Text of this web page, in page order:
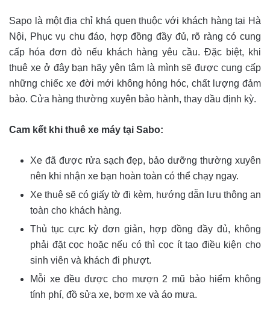
Sapo là một địa chỉ khá quen thuộc với khách hàng tại Hà
Nội, Phục vụ chu đáo, hợp đồng đầy đủ, rõ ràng có cung
cấp hóa đơn đỏ nếu khách hàng yêu cầu. Đặc biệt, khi
thuê xe ở đây bạn hãy yên tâm là mình sẽ được cung cấp
những chiếc xe đời mới không hỏng hóc, chất lượng đảm
bảo. Cửa hàng thường xuyên bảo hành, thay dầu định kỳ.
Cam kết khi thuê xe máy tại Sabo:
Xe đã được rửa sạch đẹp, bảo dưỡng thường xuyên
nên khi nhận xe bạn hoàn toàn có thể chạy ngay.
Xe thuê sẽ có giấy tờ đi kèm, hướng dẫn lưu thông an
toàn cho khách hàng.
Thủ tục cực kỳ đơn giản, hợp đồng đầy đủ, không
phải đặt cọc hoặc nếu có thì cọc ít tạo điều kiện cho
sinh viên và khách đi phượt.
Mỗi xe đều được cho mượn 2 mũ bảo hiểm không
tính phí, đồ sửa xe, bơm xe và áo mưa.